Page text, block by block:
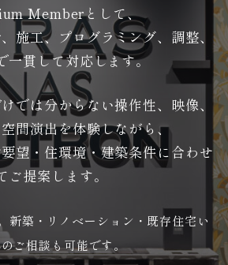
Memberとして、
施工、プログラミング、調整、
一貫して対応します。
では分からない操作性、映像、
間演出を体験しながら、
望・住環境・建築条件に合わせ
ご提案します。
新築・リノベーション・既存住宅い
ご相談も可能です。